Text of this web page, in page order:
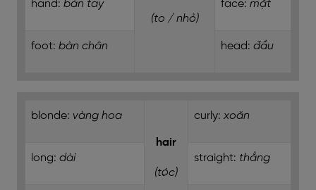
(to / nhỏ)
hand: bàn tay face: mặt
foot: bàn chân head: đầu
blonde: vàng hoa
hair
(tóc)
curly: xoăn
long: dài straight: thẳng